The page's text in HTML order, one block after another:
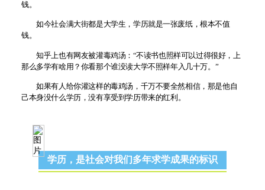
钱。
如今社会满大街都是大学生，学历就是一张废纸，根本不值
钱。
知乎上也有网友被灌毒鸡汤：“不读书也照样可以过得很好，上
那么多学有啥用？你看那个谁没读大学不照样年入几十万。”
如果有人给你灌这样的毒鸡汤，千万不要全然相信，那是他自
己本身没什么学历，没有享受到学历带来的红利。
学历，是社会对我们多年求学成果的标识